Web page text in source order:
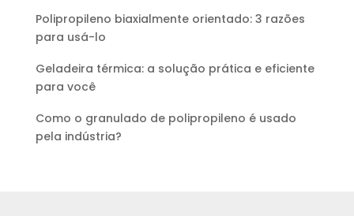
Polipropileno biaxialmente orientado: 3 razões
para usá-lo
Geladeira térmica: a solução prática e eficiente
para você
Como o granulado de polipropileno é usado
pela indústria?